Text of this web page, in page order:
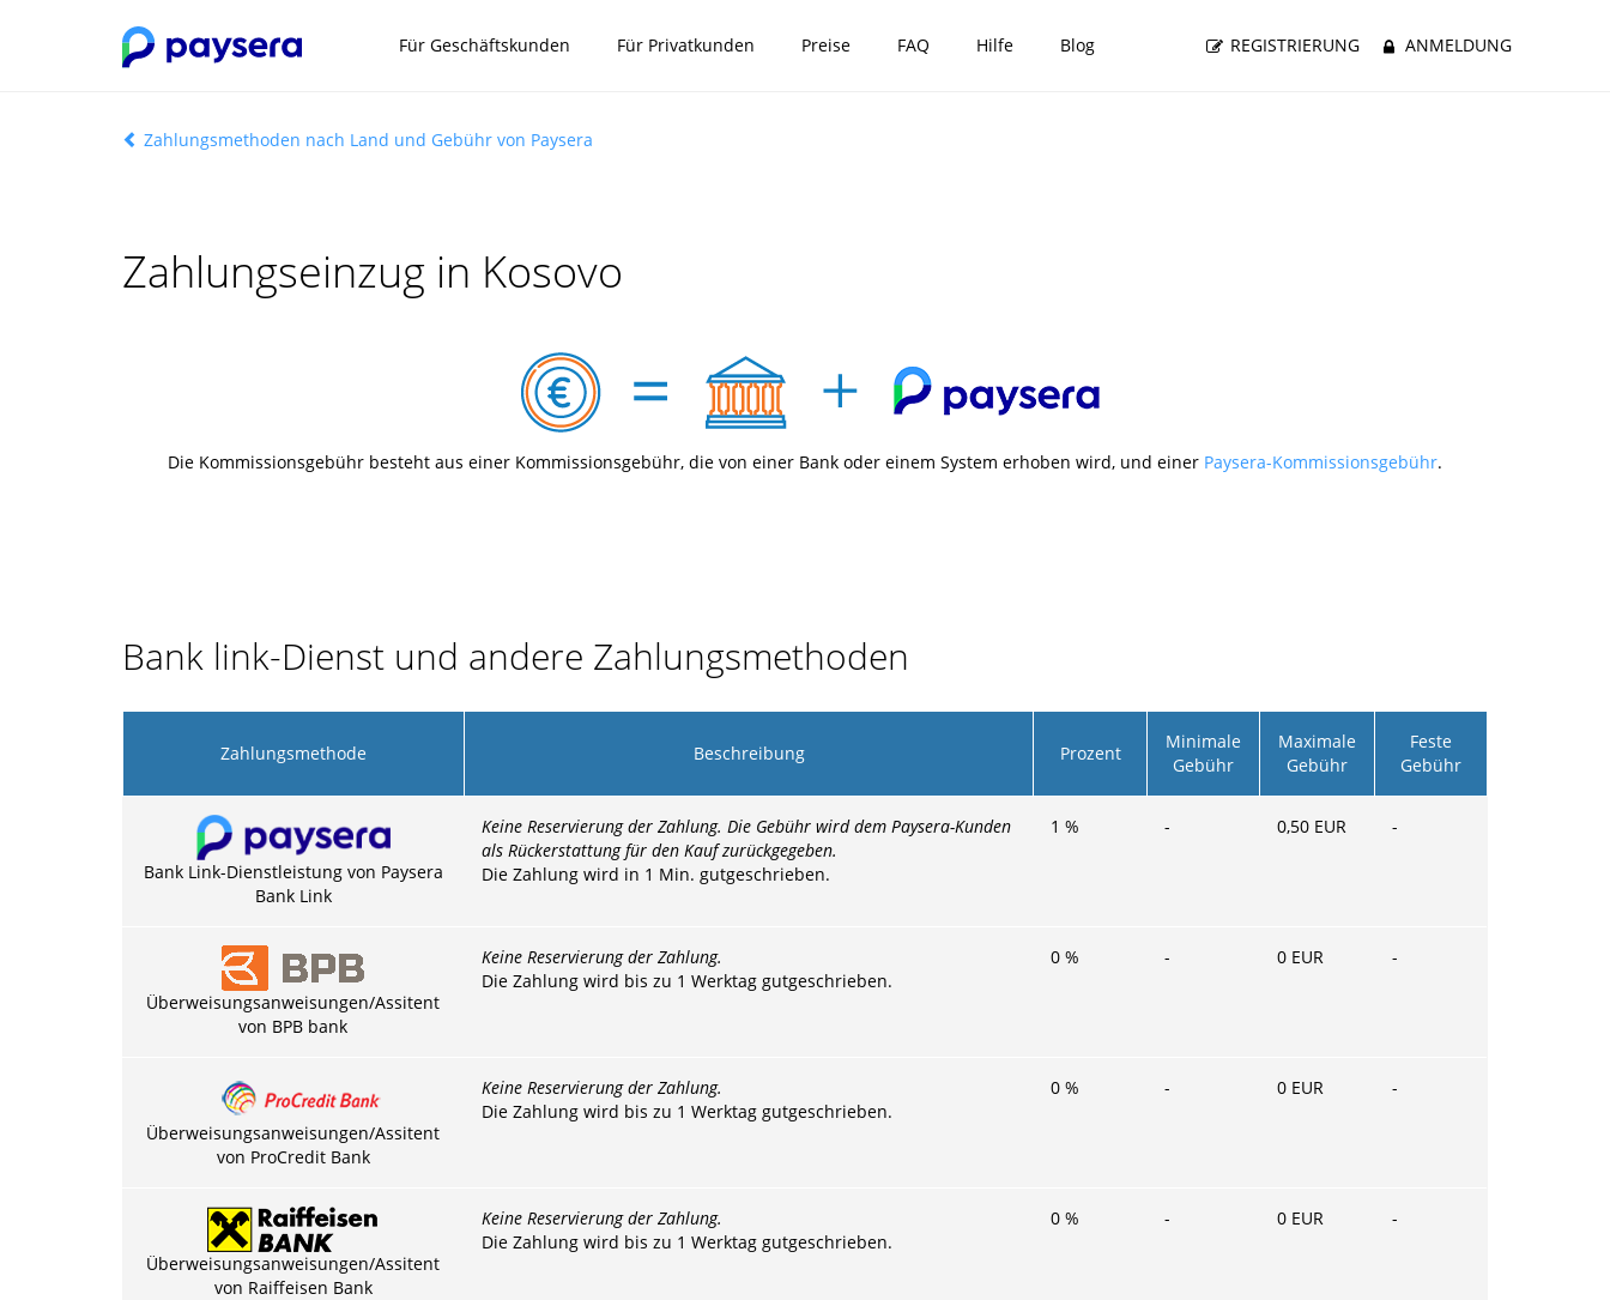
Für Geschäftskunden Für Privatkunden Preise FAQ Hilfe Blog REGISTRIERUNG ANMELDUNG
Zahlungsmethoden nach Land und Gebühr von Paysera
Zahlungseinzug in Kosovo
Die Kommissionsgebühr besteht aus einer Kommissionsgebühr, die von einer Bank oder einem System erhoben wird, und einer Paysera-Kommissionsgebühr.
Bank link-Dienst und andere Zahlungsmethoden
Zahlungsmethode Beschreibung Prozent
Minimale
Gebühr
Maximale
Gebühr
Feste
Gebühr
Bank Link-Dienstleistung von Paysera
Bank Link
Keine Reservierung der Zahlung. Die Gebühr wird dem Paysera-Kunden
als Rückerstattung für den Kauf zurückgegeben.
Die Zahlung wird in 1 Min. gutgeschrieben.
1 % - 0,50 EUR -
Überweisungsanweisungen/Assitent
von BPB bank
Keine Reservierung der Zahlung.
Die Zahlung wird bis zu 1 Werktag gutgeschrieben.
0 % - 0 EUR -
Überweisungsanweisungen/Assitent
von ProCredit Bank
Keine Reservierung der Zahlung.
Die Zahlung wird bis zu 1 Werktag gutgeschrieben.
0 % - 0 EUR -
Überweisungsanweisungen/Assitent
von Raiffeisen Bank
Keine Reservierung der Zahlung.
Die Zahlung wird bis zu 1 Werktag gutgeschrieben.
0 % - 0 EUR -